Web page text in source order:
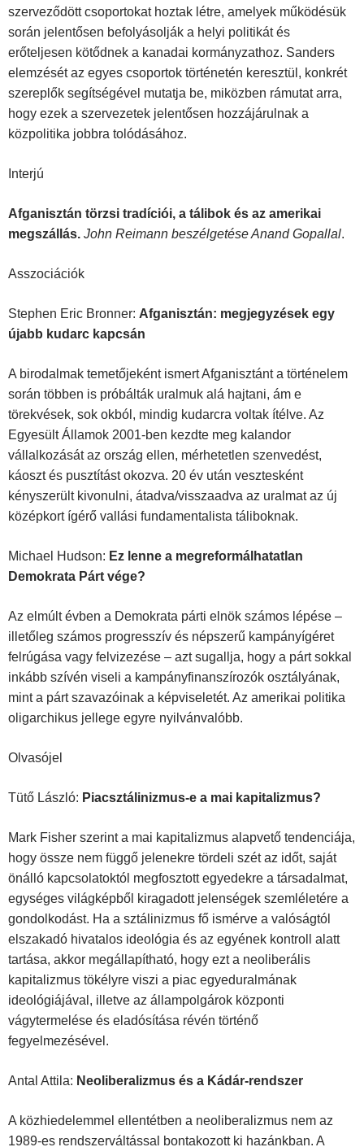
szerveződött csoportokat hoztak létre, amelyek működésük
során jelentősen befolyásolják a helyi politikát és
erőteljesen kötődnek a kanadai kormányzathoz. Sanders
elemzését az egyes cso­portok történetén keresztül, konkrét
szereplők segítségével mutatja be, miközben rámutat arra,
hogy ezek a szervezetek jelentősen hozzájárulnak a
közpolitika jobbra tolódásához.
Interjú
Afganisztán törzsi tradíciói, a tálibok és az amerikai
megszállás. John Reimann beszélgetése Anand Gopallal.
Asszociációk
Stephen Eric Bronner: Afganisztán: megjegyzések egy
újabb kudarc kapcsán
A birodalmak temetőjeként ismert Afganisztánt a történelem
során többen is próbálták uralmuk alá hajtani, ám e
törekvések, sok okból, mindig kudarcra voltak ítélve. Az
Egyesült Államok 2001-ben kezdte meg kalandor
vállalkozását az ország ellen, mérhetetlen szenvedést,
káoszt és pusztítást okozva. 20 év után vesztesként
kényszerült kivonulni, átadva/visszaadva az uralmat az új
középkort ígérő vallási fundamentalista táliboknak.
Michael Hudson: Ez lenne a megreformálhatatlan
Demokrata Párt vége?
Az elmúlt évben a Demokrata párti elnök számos lépése –
illetőleg számos progresszív és népszerű kampányígéret
felrúgása vagy felvizezése – azt sugallja, hogy a párt sokkal
inkább szívén viseli a kampányfinanszírozók osztályának,
mint a párt szavazóinak a képviseletét. Az amerikai politika
oligarchikus jellege egyre nyilvánvalóbb.
Olvasójel
Tütő László: Piacsztálinizmus-e a mai kapitalizmus?
Mark Fisher szerint a mai kapitalizmus alapvető tendenciája,
hogy össze nem függő jelenekre tördeli szét az időt, saját
önálló kapcsolatoktól megfosztott egyedekre a társadalmat,
egységes világképből kiragadott jelenségek szemléletére a
gondolkodást. Ha a sztálinizmus fő ismérve a valóságtól
elszakadó hivatalos ideológia és az egyének kontroll alatt
tartása, akkor megállapítható, hogy ezt a neoliberális
kapitalizmus tö­kélyre viszi a piac egyeduralmának
ideológiájával, illetve az állampolgárok központi
vágytermelése és eladósítása révén történő
fegyelmezésével.
Antal Attila: Neoliberalizmus és a Kádár-rendszer
A közhiedelemmel ellentétben a neoliberalizmus nem az
1989-es rendszervál­tással bontakozott ki hazánkban. A